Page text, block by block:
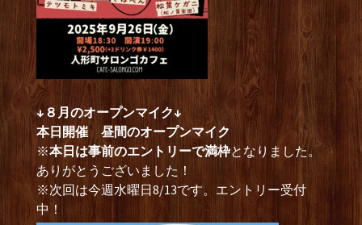
↓８月のオープンマイク↓
本日開催 昼間のオープンマイク
※本日は事前のエントリーで満枠となりました。
ありがとうございました！
※次回は今週水曜日8/13です。エントリー受付
中！